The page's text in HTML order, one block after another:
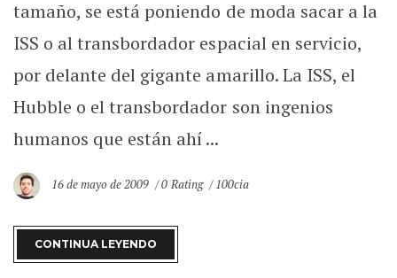
tamaño, se está poniendo de moda sacar a la
ISS o al transbordador espacial en servicio,
por delante del gigante amarillo. La ISS, el
Hubble o el transbordador son ingenios
humanos que están ahí ...
16 de mayo de 2009 0 Rating 100cia
CONTINUA LEYENDO